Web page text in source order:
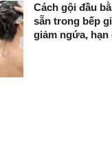
Cách gội đầu
sẵn trong bếp
giảm ngứa, hạn